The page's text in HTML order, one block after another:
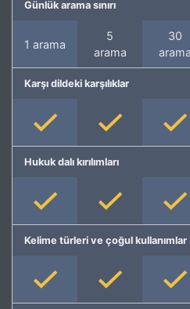
Günlük arama sınırı
1 arama
5
arama
30
arama
Karşı dildeki karşılıklar
Hukuk dalı kırılımları
Kelime türleri ve çoğul kullanımlar